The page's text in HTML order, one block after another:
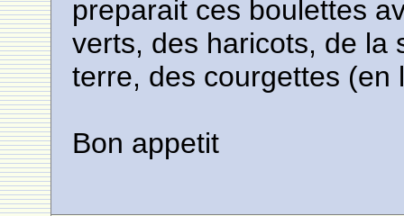
preparait ces boulettes
verts, des haricots, de la
terre, des courgettes (en
Bon appetit